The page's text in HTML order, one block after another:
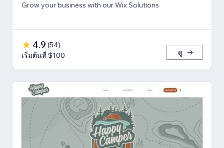
Grow your business with our Wix Solutions
4.9 (54)
เริ่มต้นที่ $100
ดู